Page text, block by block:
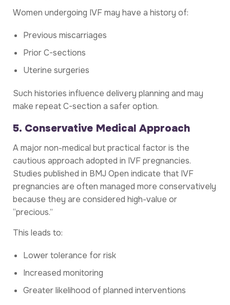
Women undergoing IVF may have a history of:
Previous miscarriages
Prior C-sections
Uterine surgeries
Such histories influence delivery planning and may
make repeat C-section a safer option.
5. Conservative Medical Approach
A major non-medical but practical factor is the
cautious approach adopted in IVF pregnancies.
Studies published in BMJ Open indicate that IVF
pregnancies are often managed more conservatively
because they are considered high-value or
“precious.”
This leads to:
Lower tolerance for risk
Increased monitoring
Greater likelihood of planned interventions